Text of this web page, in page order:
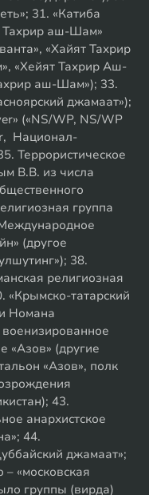
31. «Катиба
Тахрир аш-Шам»
«Хайят Тахрир
«Хейят Тахрир Аш-
аш-Шам»); 33.
джамаат»);
(«NS/WP, NS/WP
Национал-
Террористическое
В.В. из числа
группа
(другое
38.
религиозная
«Крымско-татарский
Номана
«Азов» (другие
«Азов», полк
43.
анархистское
44.
джамаат»;
– «московская
группы (вирда)